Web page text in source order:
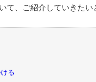
、ご紹介していきたい
る